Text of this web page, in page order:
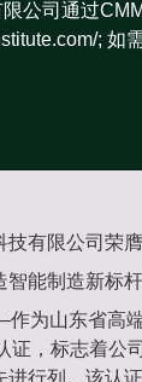
公司通过CMMI
; 如
技有限公司荣
能制造新标杆
为山东省高
证，标志着公
进行列。该认